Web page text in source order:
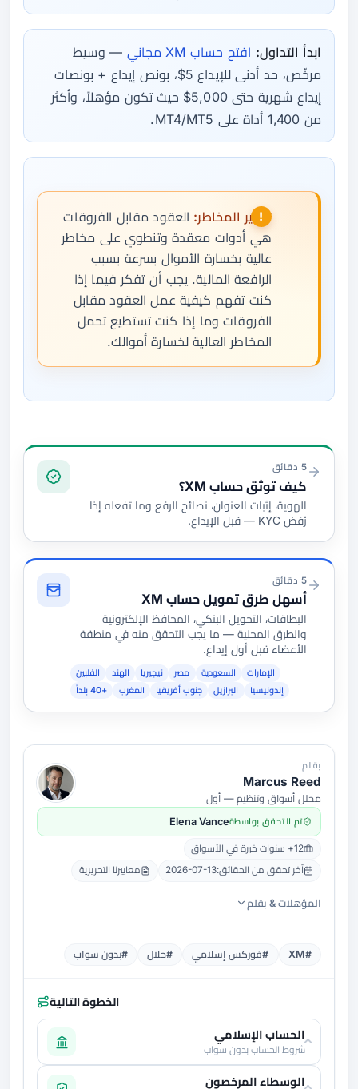
ابدأ التداول: افتح حساب XM مجاني
— وسيط
مرخّص، حد أدنى للإيداع 5$، بونص إيداع + بونصات
إيداع شهرية حتى 5,000$ حيث تكون مؤهلاً، وأكثر
من 1,400 أداة على MT4/MT5.
تحذير المخاطر: العقود مقابل الفروقات
هي أدوات معقدة وتنطوي على مخاطر
عالية بخسارة الأموال بسرعة بسبب
الرافعة المالية. يجب أن تفكر فيما إذا
كنت تفهم كيفية عمل العقود مقابل
الفروقات وما إذا كنت تستطيع تحمل
المخاطر العالية لخسارة أموالك.
التوثيق والتمويل
5 دقائق
كيف توثق حساب XM؟
الهوية، إثبات العنوان، نصائح الرفع وما تفعله إذا
رُفض KYC — قبل الإيداع.
5 دقائق
أسهل طرق تمويل حساب XM
البطاقات، التحويل البنكي، المحافظ الإلكترونية
والطرق المحلية — ما يجب التحقق منه في منطقة
الأعضاء قبل أول إيداع.
الإمارات السعودية مصر نيجيريا الهند
الفلبين
إندونيسيا
البرازيل جنوب أفريقيا المغرب +40 بلداً
بقلم
Marcus Reed
محلل أسواق وتنظيم — أول
تم التحقق بواسطةElena Vance
12+ سنوات خبرة في الأسواق
آخر تحقق من الحقائق:2026-07-13 معاييرنا التحريرية
المؤهلات & بقلم
#XM #فوركس إسلامي #حلال #بدون سواب
الخطوة التالية
الحساب الإسلامي
شروط الحساب بدون سواب
الوسطاء المرخصون